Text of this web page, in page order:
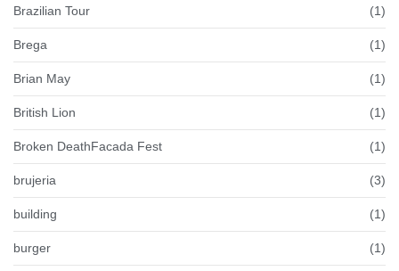
Brazilian Tour (1)
Brega (1)
Brian May (1)
British Lion (1)
Broken DeathFacada Fest (1)
brujeria (3)
building (1)
burger (1)